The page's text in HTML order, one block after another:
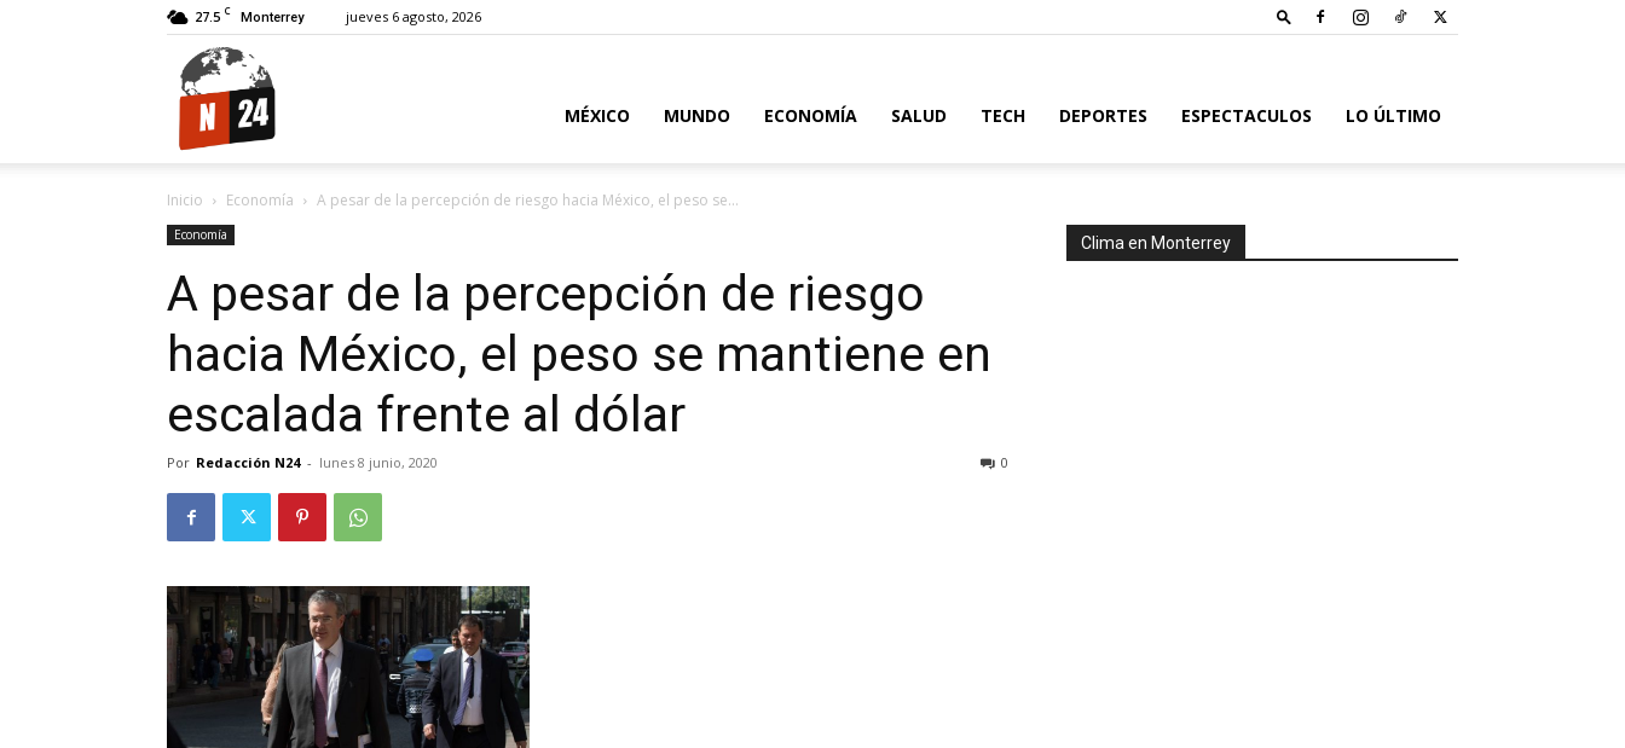
27.5 C Monterrey jueves 6 agosto, 2026
MÉXICO MUNDO ECONOMÍA SALUD TECH DEPORTES ESPECTACULOS LO ÚLTIMO
Inicio Economía A pesar de la percepción de riesgo hacia México, el peso se...
Economía
A pesar de la percepción de riesgo
hacia México, el peso se mantiene en
escalada frente al dólar
Por Redacción N24 - lunes 8 junio, 2020 0
Clima en Monterrey